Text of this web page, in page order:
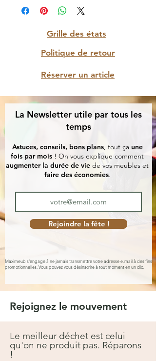
Grille des états
Politique de retour
Réserver un article
La Newsletter utile par tous les
temps
Astuces, conseils, bons plans, tout ça une
fois par mois ! On vous explique comment
augmenter la durée de vie de vos meubles et
faire des économies.
Rejoindre la fête !
Maximeub s'engage à ne jamais transmettre votre adresse e-mail à des fins
promotionnelles. Vous pouvez vous désinscrire à tout moment en un clic.
Rejoignez le mouvement
Le meilleur déchet est celui
qu'on ne produit pas. Réparons
!